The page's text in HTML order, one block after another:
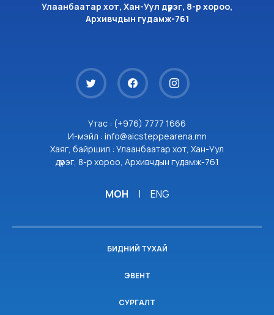
Улаанбаатар хот, Хан-Уул дүүрэг, 8-р хороо,
Архивчдын гудамж-761
Утас : (+976) 7777 1666
И-мэйл : info@aicsteppearena.mn
Хаяг, байршил : Улаанбаатар хот, Хан-Уул
дүүрэг, 8-р хороо, Архивчдын гудамж-761
МОН | ENG
БИДНИЙ ТУХАЙ
ЭВЕНТ
СУРГАЛТ